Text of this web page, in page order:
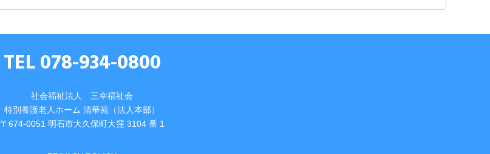
TEL 078-934-0800
社会福祉法人 三幸福祉会
特別養護⽼⼈ホーム 清華苑（法⼈本部）
〒674-0051 明⽯市⼤久保町⼤窪 3104 番 1